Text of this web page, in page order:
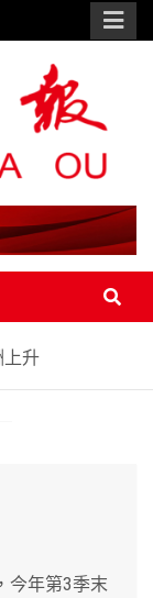
上升
年第3季末